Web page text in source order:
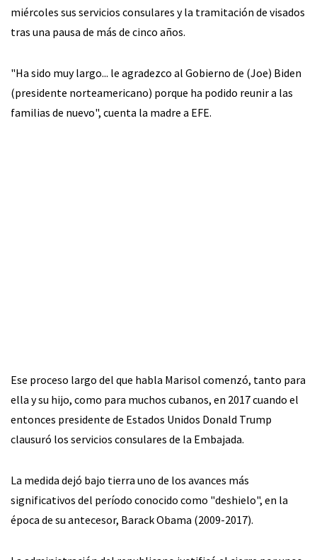
miércoles sus servicios consulares y la tramitación de visados
tras una pausa de más de cinco años.
"Ha sido muy largo... le agradezco al Gobierno de (Joe) Biden
(presidente norteamericano) porque ha podido reunir a las
familias de nuevo", cuenta la madre a EFE.
Ese proceso largo del que habla Marisol comenzó, tanto para
ella y su hijo, como para muchos cubanos, en 2017 cuando el
entonces presidente de Estados Unidos Donald Trump
clausuró los servicios consulares de la Embajada.
La medida dejó bajo tierra uno de los avances más
significativos del período conocido como "deshielo", en la
época de su antecesor, Barack Obama (2009-2017).